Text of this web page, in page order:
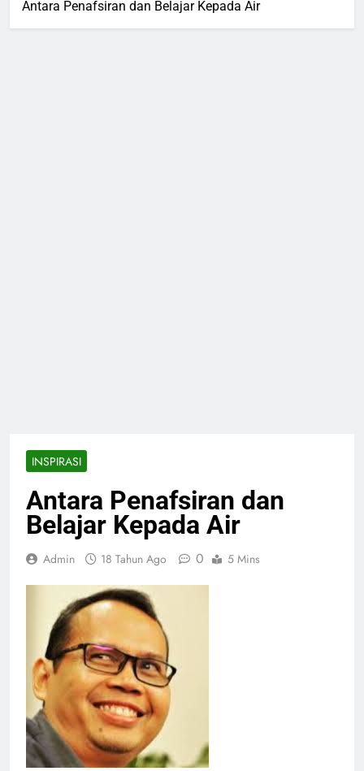
Antara Penafsiran dan Belajar Kepada Air
INSPIRASI
Antara Penafsiran dan
Belajar Kepada Air
Admin 18 Tahun Ago 0 5 Mins